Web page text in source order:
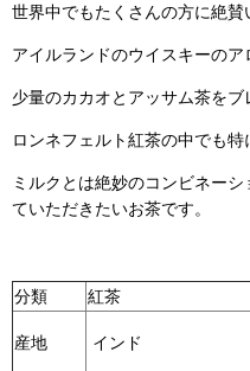
世界中でもたくさんの方に絶賛
アイルランドのウイスキーのア
少量のカカオとアッサム茶をブ
ロンネフェルト紅茶の中でも
ミルクとは絶妙のコンビネー
ていただきたいお茶です。
分類 紅茶
産地 インド